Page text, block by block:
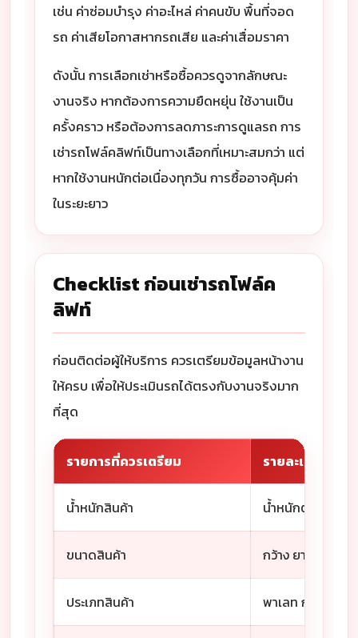
เช่น ค่าซ่อมบำรุง ค่าอะไหล่ ค่าคนขับ พื้นที่จอด
รถ ค่าเสียโอกาสหากรถเสีย และค่าเสื่อมราคา
ดังนั้น การเลือกเช่าหรือซื้อควรดูจากลักษณะ
งานจริง หากต้องการความยืดหยุ่น ใช้งานเป็น
ครั้งคราว หรือต้องการลดภาระการดูแลรถ การ
เช่ารถโฟล์คลิฟท์เป็นทางเลือกที่เหมาะสมกว่า แต่
หากใช้งานหนักต่อเนื่องทุกวัน การซื้ออาจคุ้มค่า
ในระยะยาว
Checklist ก่อนเช่ารถโฟล์ค
ลิฟท์
ก่อนติดต่อผู้ให้บริการ ควรเตรียมข้อมูลหน้างาน
ให้ครบ เพื่อให้ประเมินรถได้ตรงกับงานจริงมาก
ที่สุด
รายการที่ควรเตรียม รายละเอียดที่ค
น้ำหนักสินค้า น้ำหนักต่อชิ้น / ต่
ขนาดสินค้า กว้าง ยาว สูง หรื
ประเภทสินค้า พาเลท กล่อง เค